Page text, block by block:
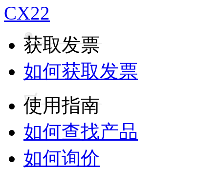
CX22
获取发票
如何获取发票
使用指南
如何查找产品
如何询价